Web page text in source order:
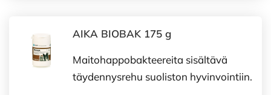
AIKA BIOBAK 175 g
Maitohappobakteereita sisältävä
täydennysrehu suoliston hyvinvointiin.